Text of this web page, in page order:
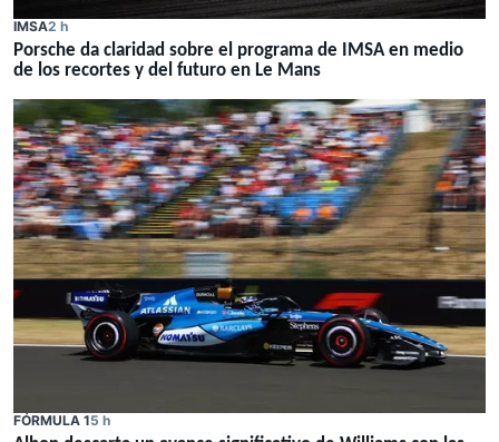
IMSA2 h
Porsche da claridad sobre el programa de IMSA en medio
de los recortes y del futuro en Le Mans
FÓRMULA 15 h